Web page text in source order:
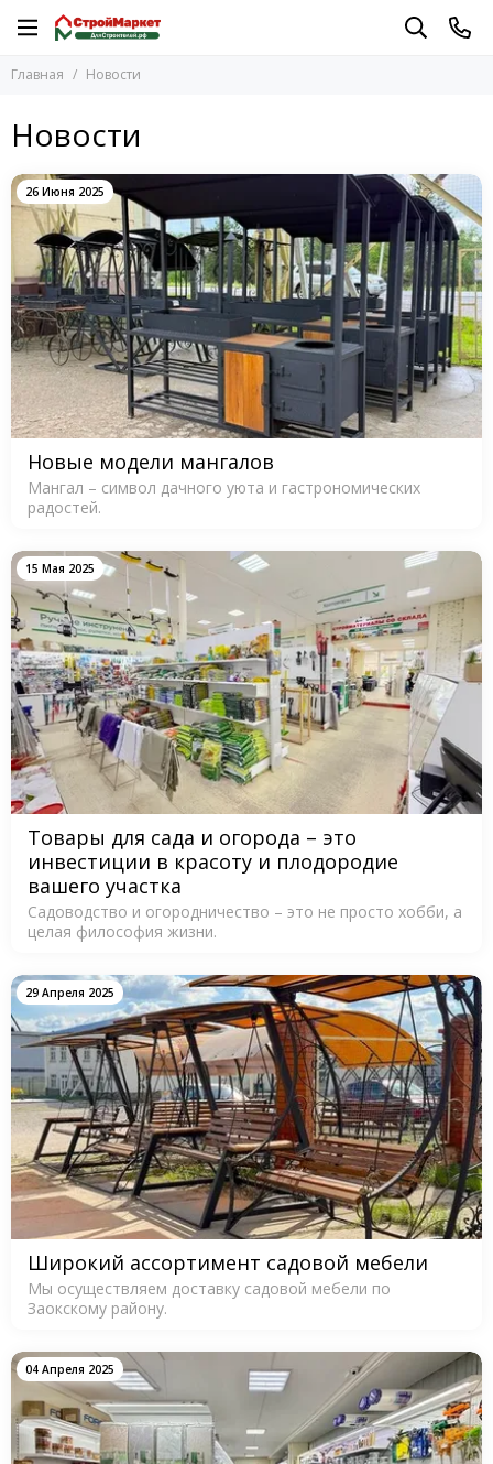
Главная Новости
Новости
26 Июня 2025
Новые модели мангалов
Мангал – символ дачного уюта и гастрономических
радостей.
15 Мая 2025
Товары для сада и огорода – это
инвестиции в красоту и плодородие
вашего участка
Садоводство и огородничество – это не просто хобби, а
целая философия жизни.
29 Апреля 2025
Широкий ассортимент садовой мебели
Мы осуществляем доставку садовой мебели по
Заокскому району.
04 Апреля 2025